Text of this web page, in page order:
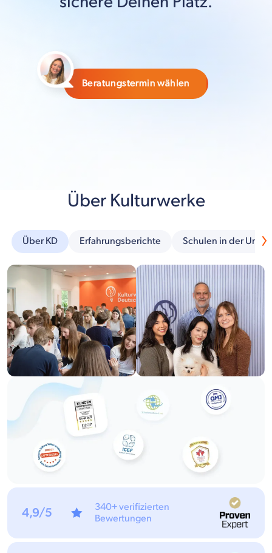
Beratungstermin wählen
Über Kulturwerke
Über KD Erfahrungsberichte Schulen in der
4,9/5
340+ verifizierten
Bewertungen